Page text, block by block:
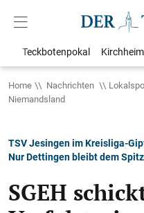
Teckbotenpokal Kirchheim
Home Nachrichten
Niemandsland
TSV Jesingen im Kreisliga-
Nur Dettingen bleibt dem
SGEH